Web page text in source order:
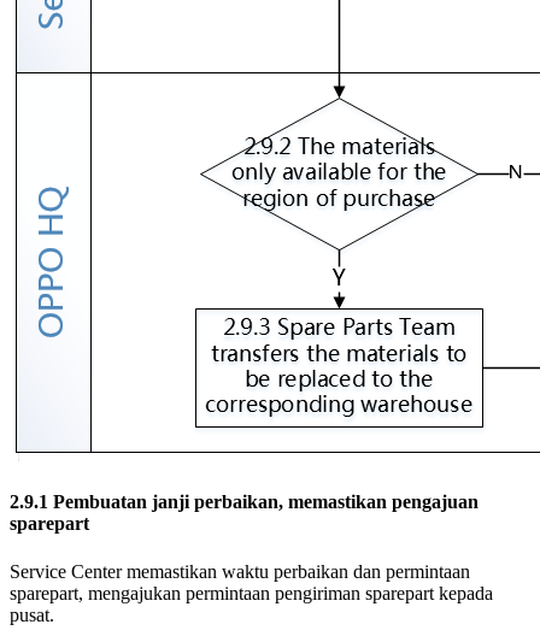
2.9.1 Pembuatan janji perbaikan, memastikan pengajuan
sparepart
Service Center memastikan waktu perbaikan dan permintaan
sparepart, mengajukan permintaan pengiriman sparepart kepada
pusat.